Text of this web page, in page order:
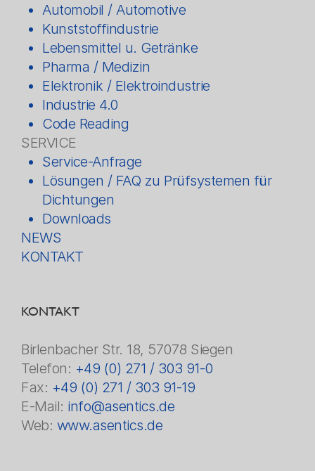
Automobil / Automotive
Kunststoffindustrie
Lebensmittel u. Getränke
Pharma / Medizin
Elektronik / Elektroindustrie
Industrie 4.0
Code Reading
SERVICE
Service-Anfrage
Lösungen / FAQ zu Prüfsystemen für
Dichtungen
Downloads
NEWS
KONTAKT
KONTAKT
Birlenbacher Str. 18, 57078 Siegen
Telefon: +49 (0) 271 / 303 91-0
Fax: +49 (0) 271 / 303 91-19
E-Mail: info@asentics.de
Web: www.asentics.de